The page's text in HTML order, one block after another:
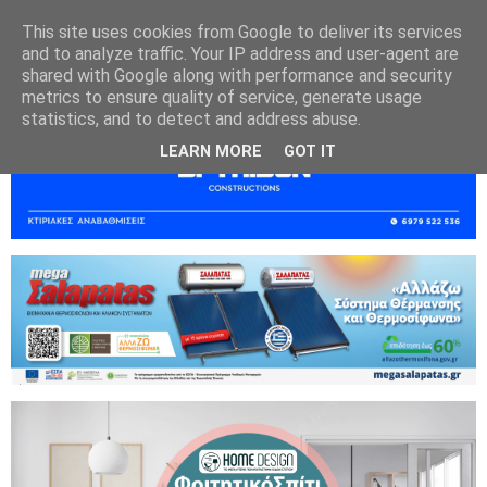
This site uses cookies from Google to deliver its services
and to analyze traffic. Your IP address and user-agent are
shared with Google along with performance and security
metrics to ensure quality of service, generate usage
statistics, and to detect and address abuse.
LEARN MORE GOT IT